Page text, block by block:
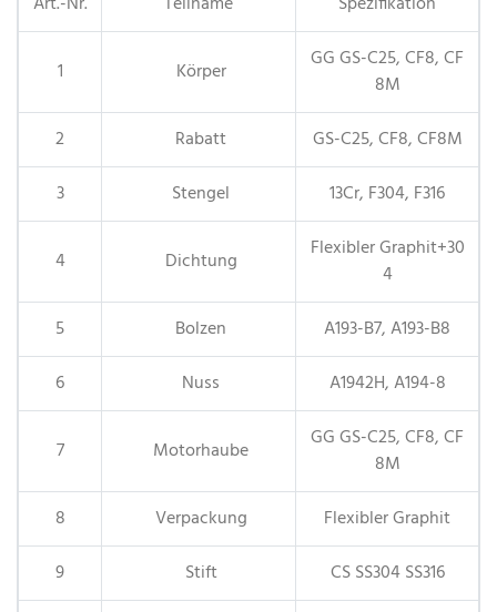
1 Körper
GG GS-C25, CF8, CF
8M
2
Rabatt
GS-C25, CF8, CF8M
3
Stengel 13Cr, F304, F316
4 Dichtung
Flexibler Graphit+30
4
5
Bolzen
A193-B7, A193-B8
6
Nuss A1942H, A194-8
7 Motorhaube
GG GS-C25, CF8, CF
8M
8
Verpackung
Flexibler Graphit
9
Stift
CS SS304 SS316